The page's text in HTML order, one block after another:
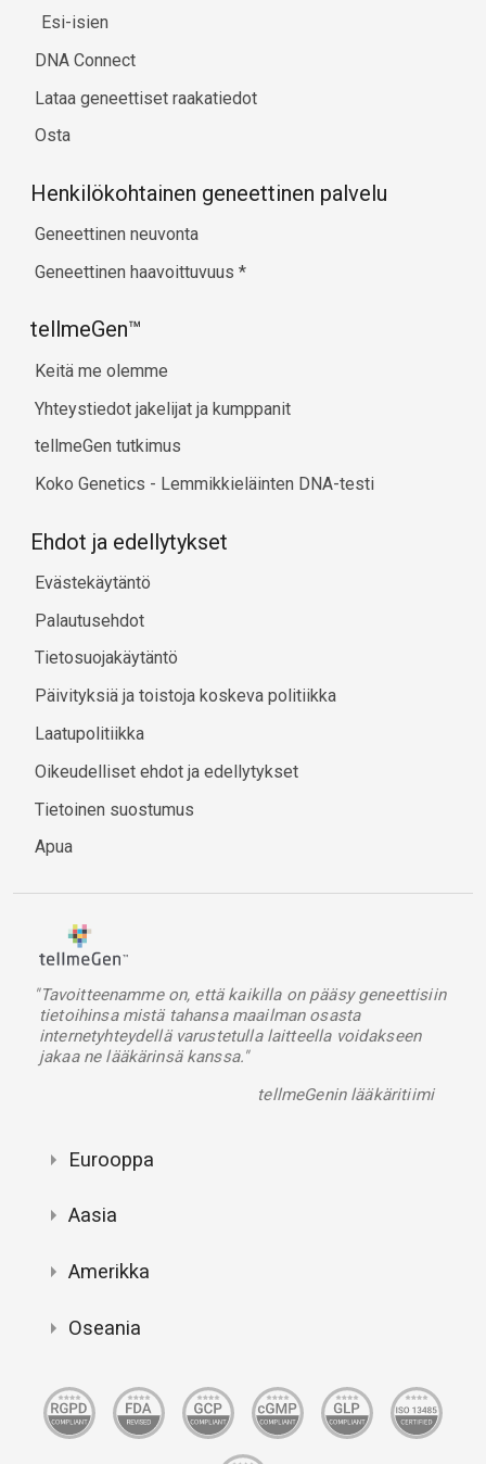
Esi-isien
DNA Connect
Lataa geneettiset raakatiedot
Osta
Henkilökohtainen geneettinen palvelu
Geneettinen neuvonta
Geneettinen haavoittuvuus *
tellmeGen™
Keitä me olemme
Yhteystiedot jakelijat ja kumppanit
tellmeGen tutkimus
Koko Genetics - Lemmikkieläinten DNA-testi
Ehdot ja edellytykset
Evästekäytäntö
Palautusehdot
Tietosuojakäytäntö
Päivityksiä ja toistoja koskeva politiikka
Laatupolitiikka
Oikeudelliset ehdot ja edellytykset
Tietoinen suostumus
Apua
"Tavoitteenamme on, että kaikilla on pääsy geneettisiin
tietoihinsa mistä tahansa maailman osasta
internetyhteydellä varustetulla laitteella voidakseen
jakaa ne lääkärinsä kanssa."
tellmeGenin lääkäritiimi
Eurooppa
Aasia
Amerikka
Oseania